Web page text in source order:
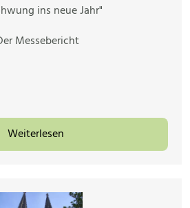
ins neue Jahr"
Messebericht
Weiterlesen